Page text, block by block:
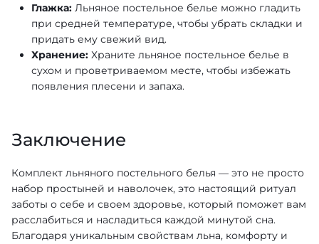
Глажка: Льняное постельное белье можно гладить
при средней температуре, чтобы убрать складки и
придать ему свежий вид.
Хранение: Храните льняное постельное белье в
сухом и проветриваемом месте, чтобы избежать
появления плесени и запаха.
Заключение
Комплект льняного постельного белья — это не просто
набор простыней и наволочек, это настоящий ритуал
заботы о себе и своем здоровье, который поможет вам
расслабиться и насладиться каждой минутой сна.
Благодаря уникальным свойствам льна, комфорту и